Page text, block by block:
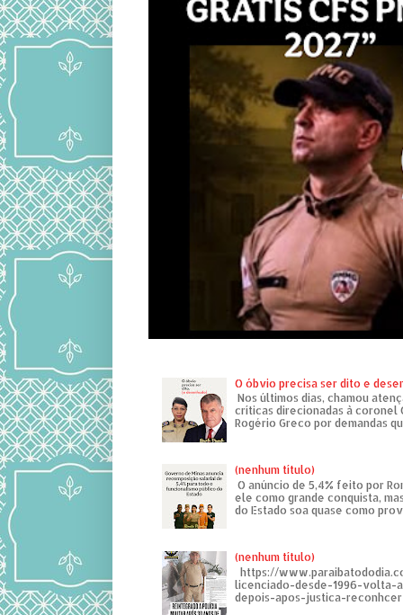
O óbvio precisa ser dito e
Nos últimos dias, chamou
críticas direcionadas à coronel
Rogério Greco por demandas
(nenhum título)
O anúncio de 5,4% feito por
ele como grande conquista,
do Estado soa quase como
(nenhum título)
https://
licenciado-desde-1996-volta-
depois-apos-justica-